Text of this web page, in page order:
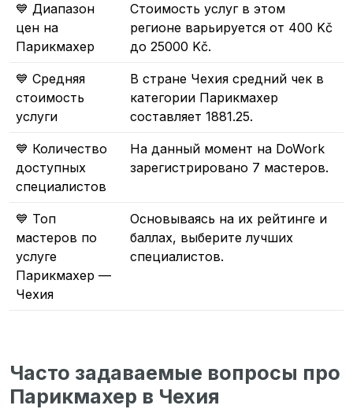
💙 Диапазон
цен на
Парикмахер
Стоимость услуг в этом
регионе варьируется от 400 Kč
до 25000 Kč.
💙 Средняя
стоимость
услуги
В стране Чехия средний чек в
категории Парикмахер
составляет 1881.25.
💙 Количество
доступных
специалистов
На данный момент на DoWork
зарегистрировано 7 мастеров.
💙 Топ
мастеров по
услуге
Парикмахер —
Чехия
Основываясь на их рейтинге и
баллах, выберите лучших
специалистов.
Часто задаваемые вопросы про
Парикмахер в Чехия